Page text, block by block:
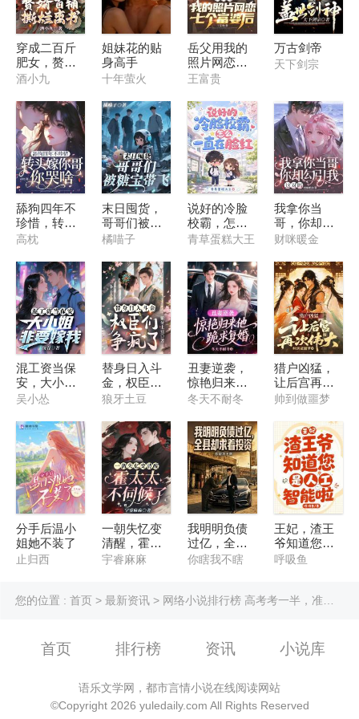
穿成二百斤
肥女，赘婿
首辅撕烂离
酒小九
姐妹花的贴
身高手
十年萤火
岳父用我的
照片网恋七
个富婆后
王富贵
万古剑帝
天下剑宗
舔狗四年不
珍惜，转头
嫁你哥你哭
高枕
末日囤货，
哥哥们被糖
宝带飞
橘喵子
说好的冷脸
校霸，怎么
一直在脸红
青草蛋糕大王
我拿你当
哥，你却勾
引我，这对
财咪暖金
混工资当保
安，大小姐
非要嫁我
吴小怂
替身日入斗
金，权臣们
争疯了
狼牙土豆
丑妻逆袭，
惊艳归来他
跪求复婚
冬天不耐冬
猎户凶猛，
让后宫再次
伟大
帅到做噩梦
分手后温小
姐她不装了
止归西
一朝失忆变
清醒，霍太
太不伺候了
宇睿麻麻
我明明负债
过亿，全县
却求着投资
你瞎我不瞎
王妃，渣王
爷知道您是
人工智能啦
呼吸鱼
您的位置 : 首页> 最新资讯> 网络小说排行榜 高考考一半，准状元的我自曝作弊精彩章节6邀你试读
首页 排行榜 资讯 小说库
语乐文学网，都市言情小说在线阅读网站
©Copyright 2026 yuledaily.com All Rights Reserved